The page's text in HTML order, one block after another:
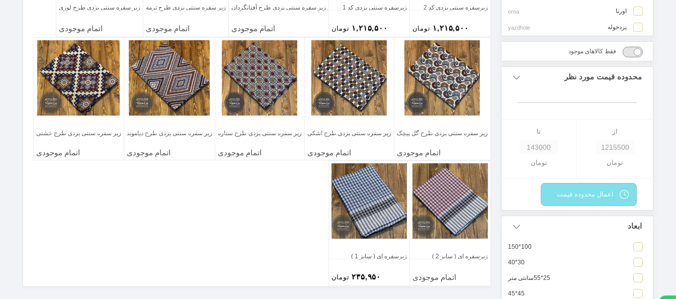
اورنا
یزدحوله
فقط کالاهای موجود
محدوده قیمت مورد نظر
اعمال محدوده قیمت
ابعاد
100*150
30*40
25*55سانتی متر
45*45
زیرسفره سنتی یزدی کد 2
۱,۲۱۵,۵۰۰ تومان
زیرسفره سنتی یزدی کد 1
۱,۲۱۵,۵۰۰ تومان
زیر سفره سنتی یزدی طرح آفتابگردان
اتمام موجودی
زیر سفره سنتی یزدی طرح ترمه
اتمام موجودی
زیر سفره سنتی یزدی طرح لوزی
اتمام موجودی
زیر سفره سنتی یزدی طرح گل پیچک
اتمام موجودی
زیر سفره سنتی یزدی طرح اشکی
اتمام موجودی
زیر سفره سنتی یزدی طرح ستاره
اتمام موجودی
زیر سفره سنتی یزدی طرح دیاموند
اتمام موجودی
زیر سفره سنتی یزدی طرح خشتی
اتمام موجودی
زیرسفره ای ( سایز 2 )
اتمام موجودی
زیرسفره ای ( سایز 1 )
۲۳۵,۹۵۰ تومان